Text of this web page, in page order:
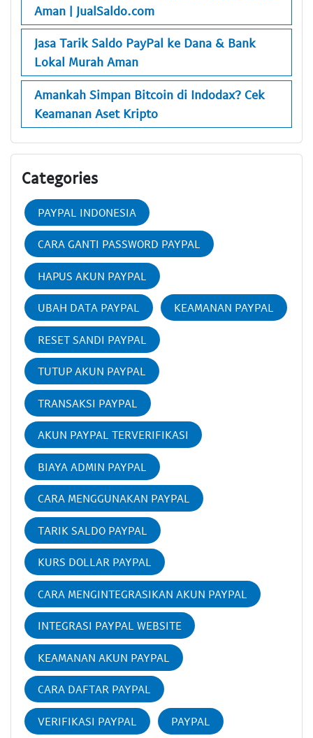
Aman | JualSaldo.com
Jasa Tarik Saldo PayPal ke Dana & Bank
Lokal Murah Aman
Amankah Simpan Bitcoin di Indodax? Cek
Keamanan Aset Kripto
Categories
PAYPAL INDONESIA
CARA GANTI PASSWORD PAYPAL
HAPUS AKUN PAYPAL
UBAH DATA PAYPAL KEAMANAN PAYPAL
RESET SANDI PAYPAL
TUTUP AKUN PAYPAL
TRANSAKSI PAYPAL
AKUN PAYPAL TERVERIFIKASI
BIAYA ADMIN PAYPAL
CARA MENGGUNAKAN PAYPAL
TARIK SALDO PAYPAL
KURS DOLLAR PAYPAL
CARA MENGINTEGRASIKAN AKUN PAYPAL
INTEGRASI PAYPAL WEBSITE
KEAMANAN AKUN PAYPAL
CARA DAFTAR PAYPAL
VERIFIKASI PAYPAL PAYPAL